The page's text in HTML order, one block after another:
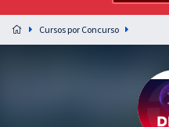
Preparação completa e intensiva
residências em saúde do Brasil
Cursos por Concurso